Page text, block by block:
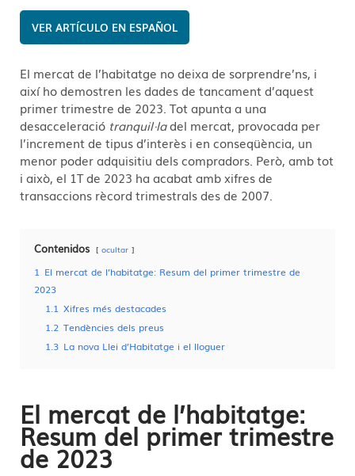
ESPAÑOL
El mercat de l’habitatge no deixa de sorprendre’ns, i
així ho demostren les dades de tancament d’aquest
primer trimestre de 2023. Tot apunta a una
desacceleració tranquil·ladel mercat, provocada per
l’increment de tipus d’interès i en conseqüència, un
menor poder adquisitiu dels compradors. Però, amb tot
i això, el 1T de 2023 ha acabat amb xifres de
transaccions rècord trimestrals des de 2007.
Contenidos ocultar
1 El mercat de l’habitatge: Resum del primer trimestre de
2023
1.1 Xifres més destacades
1.2 Tendències dels preus
1.3 La nova Llei d’Habitatge i el lloguer
El mercat de l’habitatge:
Resum del primer trimestre
de 2023